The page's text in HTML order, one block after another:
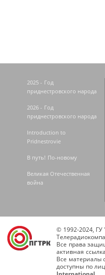
2025 - Год
приднестровского народа
2026 - Год
приднестровского народа
Introduction to
Pridnestrovie
В путь! По-новому
Великая Отечественная
война
© 1992-2024, ГУ
Все права
активная
Все материалы
доступны по